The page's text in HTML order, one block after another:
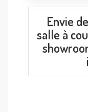
Envie
salle à